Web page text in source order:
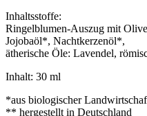
Inhaltsstoffe:
Ringelblumen-Auszug mit
Jojobaöl*, Nachtkerzenöl*,
ätherische Öle: Lavendel,
Inhalt: 30 ml
*aus biologischer
** hergestellt in Deutschland